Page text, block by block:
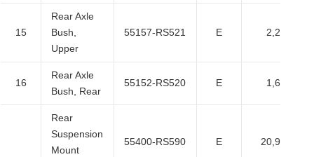
15
Rear Axle
Bush,
Upper
55157-RS521 E 2,200
16
Rear Axle
Bush, Rear
55152-RS520 E 1,650
Rear
Suspension
Mount
55400-RS590 E 20,900